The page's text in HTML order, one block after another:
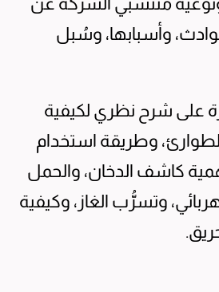
وأسبابها، وسُبل
على شرح نظري لكيفية
وطريقة استخدام
كاشف الدخان، والحمل
وتسرُّب الغاز، وكيفية